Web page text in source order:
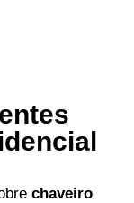
chaveiro